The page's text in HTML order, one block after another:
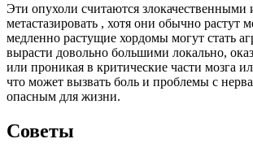
Эти опухоли считаются злокачественными
метастазировать , хотя они обычно растут
медленно растущие хордомы могут стать
вырасти довольно большими локально,
или проникая в критические части мозга
что может вызвать боль и проблемы с
опасным для жизни.
Советы